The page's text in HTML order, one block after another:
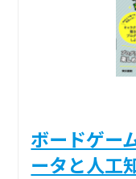
ボードゲー
ータと人工